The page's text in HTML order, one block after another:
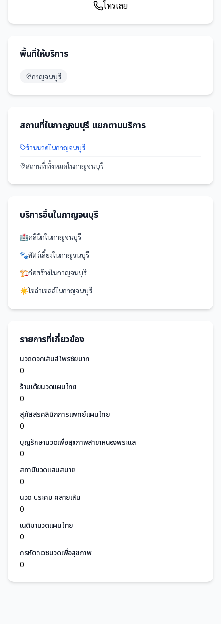
โทรเลย
พื้นที่ให้บริการ
กาญจนบุรี
สถานที่ในกาญจนบุรีแยกตามบริการ
ร้านนวดในกาญจนบุรี
สถานที่ทั้งหมดในกาญจนบุรี
บริการอื่นในกาญจนบุรี
🏥คลินิกในกาญจนบุรี
🐾สัตว์เลี้ยงในกาญจนบุรี
🏗️ก่อสร้างในกาญจนบุรี
☀️โซล่าเซลล์ในกาญจนบุรี
รายการที่เกี่ยวข้อง
นวดตอกเส้นสีไพรชัยนาท
0
ร้านเต้ยนวดแผนไทย
0
สุภัสสรคลินิกการแพทย์แผนไทย
0
บุญรักษานวดเพื่อสุขภาพสาขาหนองพระแล
0
สถานีนวดแสนสบาย
0
นวด ประคบ คลายเส้น
0
เนติมานวดแผนไทย
0
กรหัตถเวชนวดเพื่อสุขภาพ
0